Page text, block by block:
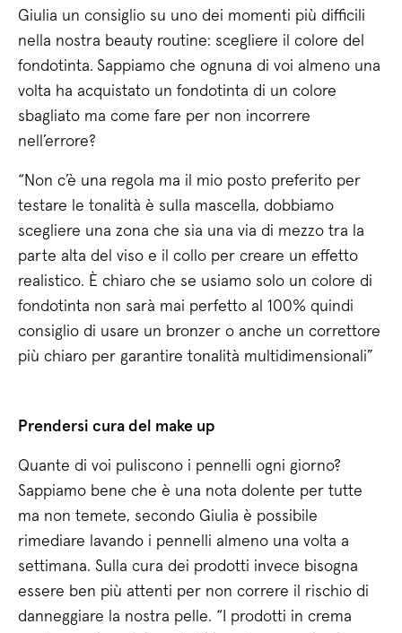
Giulia un consiglio su uno dei momenti più difficili
nella nostra beauty routine: scegliere il colore del
fondotinta. Sappiamo che ognuna di voi almeno una
volta ha acquistato un fondotinta di un colore
sbagliato ma come fare per non incorrere
nell’errore?
“Non c’è una regola ma il mio posto preferito per
testare le tonalità è sulla mascella, dobbiamo
scegliere una zona che sia una via di mezzo tra la
parte alta del viso e il collo per creare un effetto
realistico. È chiaro che se usiamo solo un colore di
fondotinta non sarà mai perfetto al 100% quindi
consiglio di usare un bronzer o anche un correttore
più chiaro per garantire tonalità multidimensionali”
Prendersi cura del make up
Quante di voi puliscono i pennelli ogni giorno?
Sappiamo bene che è una nota dolente per tutte
ma non temete, secondo Giulia è possibile
rimediare lavando i pennelli almeno una volta a
settimana. Sulla cura dei prodotti invece bisogna
essere ben più attenti per non correre il rischio di
danneggiare la nostra pelle. “I prodotti in crema